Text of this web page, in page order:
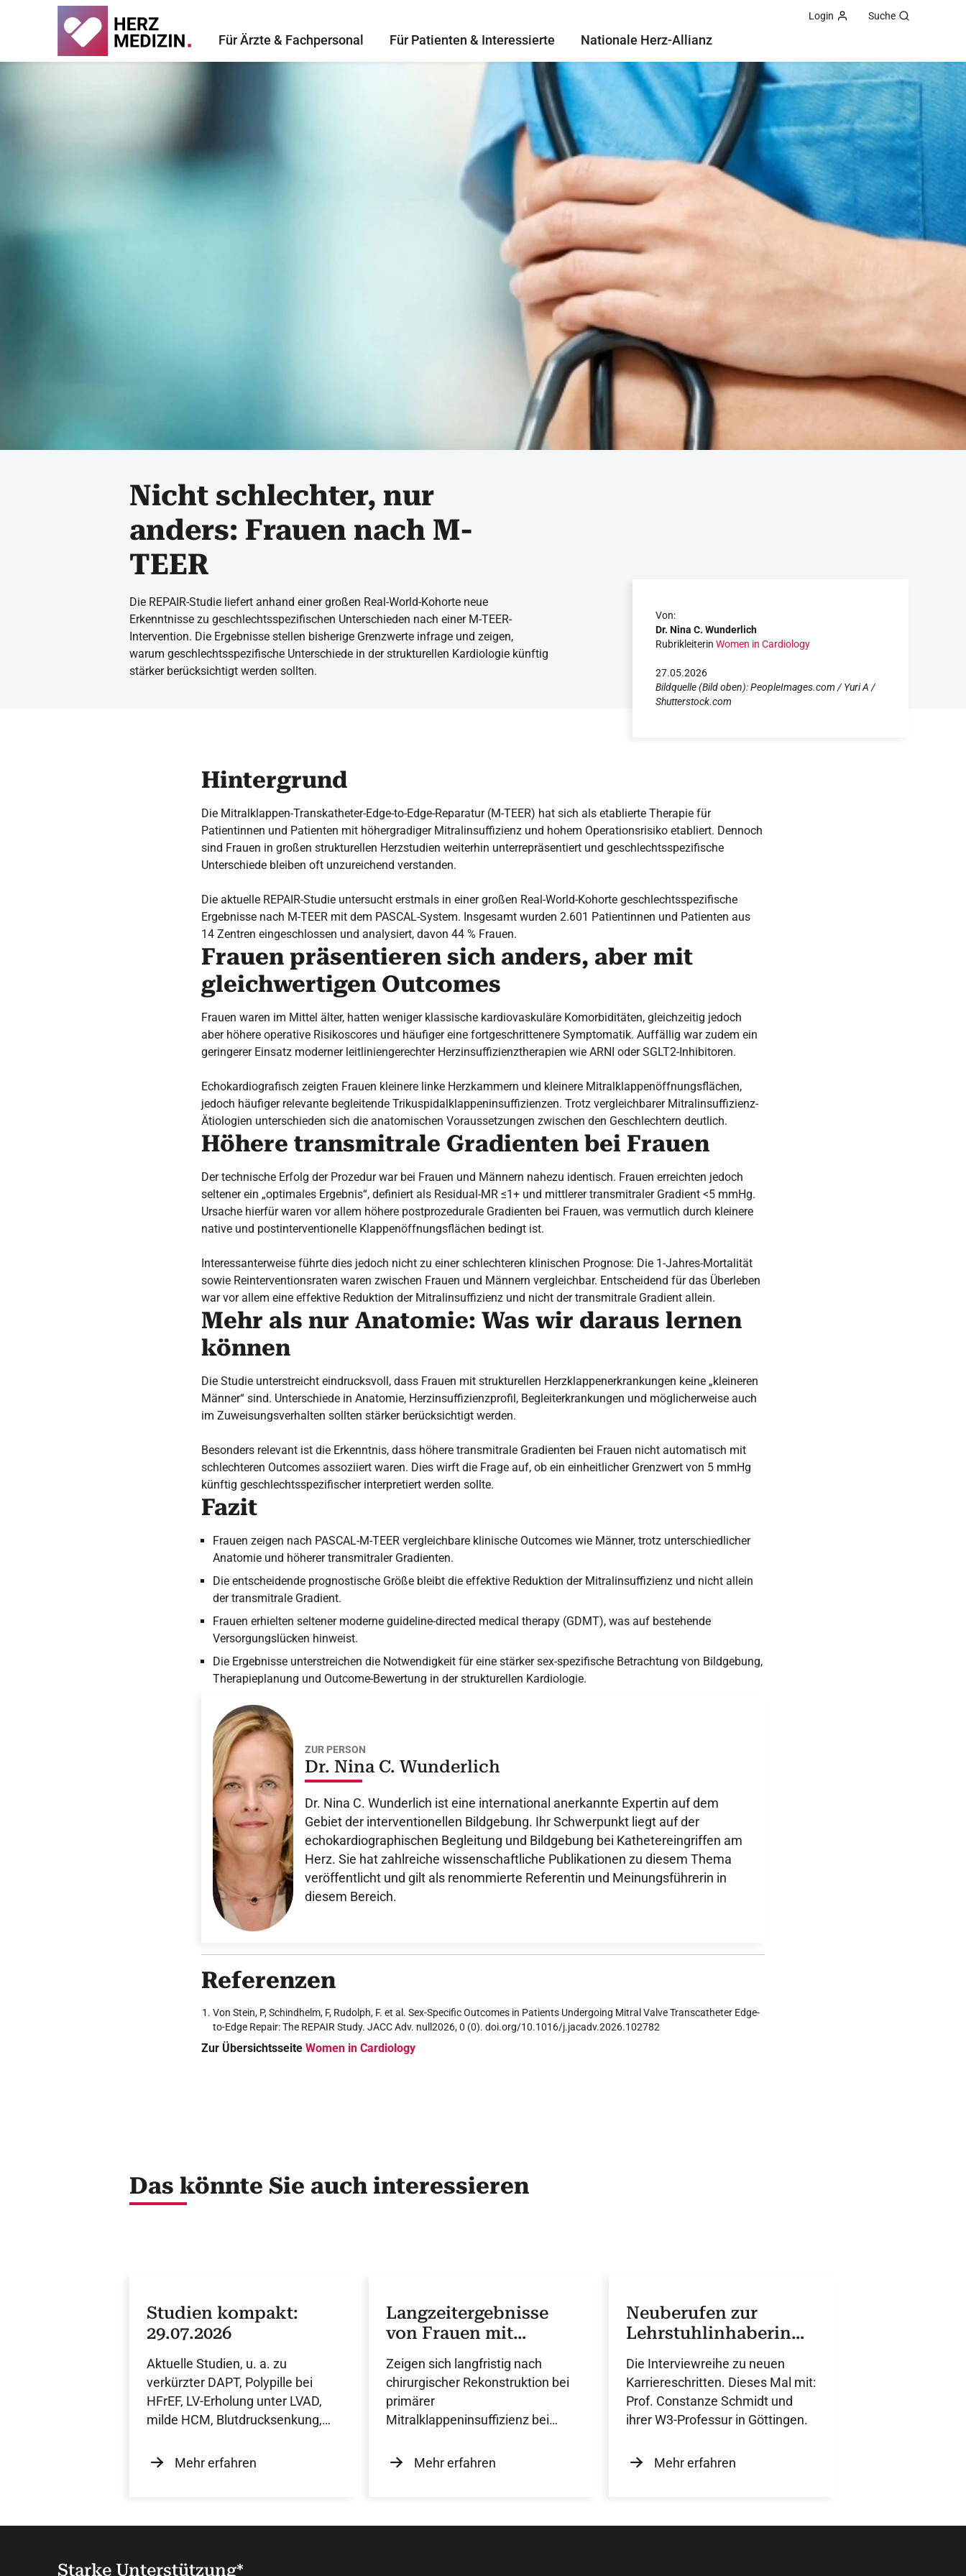
Für Ärzte & Fachpersonal Für Patienten & Interessierte Nationale Herz-Allianz
Login Suche
Nicht schlechter, nur
anders: Frauen nach M-
TEER
Die REPAIR-Studie liefert anhand einer großen Real-World-Kohorte neue
Erkenntnisse zu geschlechtsspezifischen Unterschieden nach einer M-TEER-
Intervention. Die Ergebnisse stellen bisherige Grenzwerte infrage und zeigen,
warum geschlechtsspezifische Unterschiede in der strukturellen Kardiologie künftig
stärker berücksichtigt werden sollten.
Von:
Dr. Nina C. Wunderlich
Rubrikleiterin Women in Cardiology
27.05.2026
Bildquelle (Bild oben): PeopleImages.com / Yuri A /
Shutterstock.com
Hintergrund
Die Mitralklappen-Transkatheter-Edge-to-Edge-Reparatur (M-TEER) hat sich als etablierte Therapie für
Patientinnen und Patienten mit höhergradiger Mitralinsuffizienz und hohem Operationsrisiko etabliert. Dennoch
sind Frauen in großen strukturellen Herzstudien weiterhin unterrepräsentiert und geschlechtsspezifische
Unterschiede bleiben oft unzureichend verstanden.
Die aktuelle REPAIR-Studie untersucht erstmals in einer großen Real-World-Kohorte geschlechtsspezifische
Ergebnisse nach M-TEER mit dem PASCAL-System. Insgesamt wurden 2.601 Patientinnen und Patienten aus
14 Zentren eingeschlossen und analysiert, davon 44 % Frauen.
Frauen präsentieren sich anders, aber mit
gleichwertigen Outcomes
Frauen waren im Mittel älter, hatten weniger klassische kardiovaskuläre Komorbiditäten, gleichzeitig jedoch
aber höhere operative Risikoscores und häufiger eine fortgeschrittenere Symptomatik. Auffällig war zudem ein
geringerer Einsatz moderner leitliniengerechter Herzinsuffizienztherapien wie ARNI oder SGLT2-Inhibitoren.
Echokardiografisch zeigten Frauen kleinere linke Herzkammern und kleinere Mitralklappenöffnungsflächen,
jedoch häufiger relevante begleitende Trikuspidalklappeninsuffizienzen. Trotz vergleichbarer Mitralinsuffizienz-
Ätiologien unterschieden sich die anatomischen Voraussetzungen zwischen den Geschlechtern deutlich.
Höhere transmitrale Gradienten bei Frauen
Der technische Erfolg der Prozedur war bei Frauen und Männern nahezu identisch. Frauen erreichten jedoch
seltener ein „optimales Ergebnis“, definiert als Residual-MR ≤1+ und mittlerer transmitraler Gradient <5 mmHg.
Ursache hierfür waren vor allem höhere postprozedurale Gradienten bei Frauen, was vermutlich durch kleinere
native und postinterventionelle Klappenöffnungsflächen bedingt ist.
Interessanterweise führte dies jedoch nicht zu einer schlechteren klinischen Prognose: Die 1-Jahres-Mortalität
sowie Reinterventionsraten waren zwischen Frauen und Männern vergleichbar. Entscheidend für das Überleben
war vor allem eine effektive Reduktion der Mitralinsuffizienz und nicht der transmitrale Gradient allein.
Mehr als nur Anatomie: Was wir daraus lernen
können
Die Studie unterstreicht eindrucksvoll, dass Frauen mit strukturellen Herzklappenerkrankungen keine „kleineren
Männer“ sind. Unterschiede in Anatomie, Herzinsuffizienzprofil, Begleiterkrankungen und möglicherweise auch
im Zuweisungsverhalten sollten stärker berücksichtigt werden.
Besonders relevant ist die Erkenntnis, dass höhere transmitrale Gradienten bei Frauen nicht automatisch mit
schlechteren Outcomes assoziiert waren. Dies wirft die Frage auf, ob ein einheitlicher Grenzwert von 5 mmHg
künftig geschlechtsspezifischer interpretiert werden sollte.
Fazit
Frauen zeigen nach PASCAL-M-TEER vergleichbare klinische Outcomes wie Männer, trotz unterschiedlicher
Anatomie und höherer transmitraler Gradienten.
Die entscheidende prognostische Größe bleibt die effektive Reduktion der Mitralinsuffizienz und nicht allein
der transmitrale Gradient.
Frauen erhielten seltener moderne guideline-directed medical therapy (GDMT), was auf bestehende
Versorgungslücken hinweist.
Die Ergebnisse unterstreichen die Notwendigkeit für eine stärker sex-spezifische Betrachtung von Bildgebung,
Therapieplanung und Outcome-Bewertung in der strukturellen Kardiologie.
ZUR PERSON
Dr. Nina C. Wunderlich
Dr. Nina C. Wunderlich ist eine international anerkannte Expertin auf dem
Gebiet der interventionellen Bildgebung. Ihr Schwerpunkt liegt auf der
echokardiographischen Begleitung und Bildgebung bei Kathetereingriffen am
Herz. Sie hat zahlreiche wissenschaftliche Publikationen zu diesem Thema
veröffentlicht und gilt als renommierte Referentin und Meinungsführerin in
diesem Bereich.
Referenzen
Von Stein, P, Schindhelm, F, Rudolph, F. et al. Sex-Specific Outcomes in Patients Undergoing Mitral Valve Transcatheter Edge-
to-Edge Repair: The REPAIR Study. JACC Adv. null2026, 0 (0). doi.org/10.1016/j.jacadv.2026.102782
Zur Übersichtsseite Women in Cardiology
Das könnte Sie auch interessieren
Studien kompakt:
29.07.2026
Aktuelle Studien, u. a. zu
verkürzter DAPT, Polypille bei
HFrEF, LV-Erholung unter LVAD,
milde HCM, Blutdrucksenkung,
Mehr erfahren
Langzeitergebnisse
von Frauen mit
primärer
Mitralinsuffizienz
Zeigen sich langfristig nach
chirurgischer Rekonstruktion bei
primärer
Mitralklappeninsuffizienz bei
Unterschiede? Von Dr. J. von
Mehr erfahren
Neuberufen zur
Lehrstuhlinhaberin
für Kardiologie
Die Interviewreihe zu neuen
Karriereschritten. Dieses Mal mit:
Prof. Constanze Schmidt und
ihrer W3-Professur in Göttingen.
Mehr erfahren
Starke Unterstützung*